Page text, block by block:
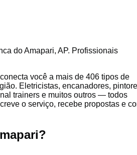
do Amapari, AP. Profissionais
você a mais de 406 tipos de
Eletricistas, encanadores,
trainers e muitos outros — todos
o serviço, recebe propostas e